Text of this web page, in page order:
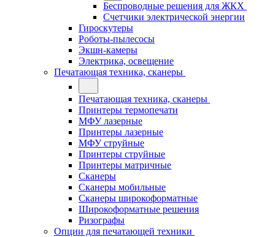
Беспроводные решения для ЖКХ
Счетчики электрической энергии
Гироскутеры
Роботы-пылесосы
Экшн-камеры
Электрика, освещение
Печатающая техника, сканеры
Печатающая техника, сканеры
Принтеры термопечати
МФУ лазерные
Принтеры лазерные
МФУ струйные
Принтеры струйные
Принтеры матричные
Сканеры
Сканеры мобильные
Сканеры широкоформатные
Широкоформатные решения
Ризографы
Опции для печатающей техники